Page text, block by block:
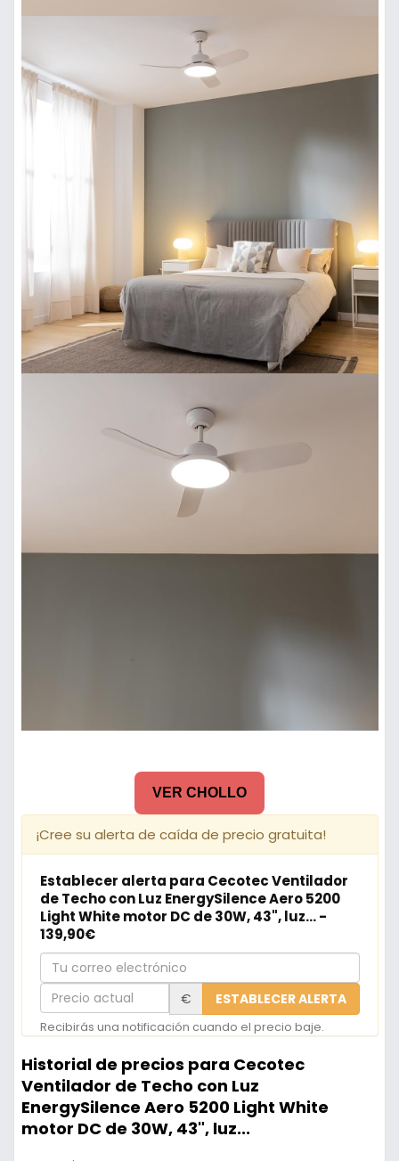
VER CHOLLO
¡Cree su alerta de caída de precio gratuita!
Establecer alerta para Cecotec Ventilador
de Techo con Luz EnergySilence Aero 5200
Light White motor DC de 30W, 43", luz... -
139,90€
Tu
correo
electrónico
Precio
actual
€ ESTABLECER ALERTA
Recibirás una notificación cuando el precio baje.
Historial de precios para Cecotec
Ventilador de Techo con Luz
EnergySilence Aero 5200 Light White
motor DC de 30W, 43", luz...